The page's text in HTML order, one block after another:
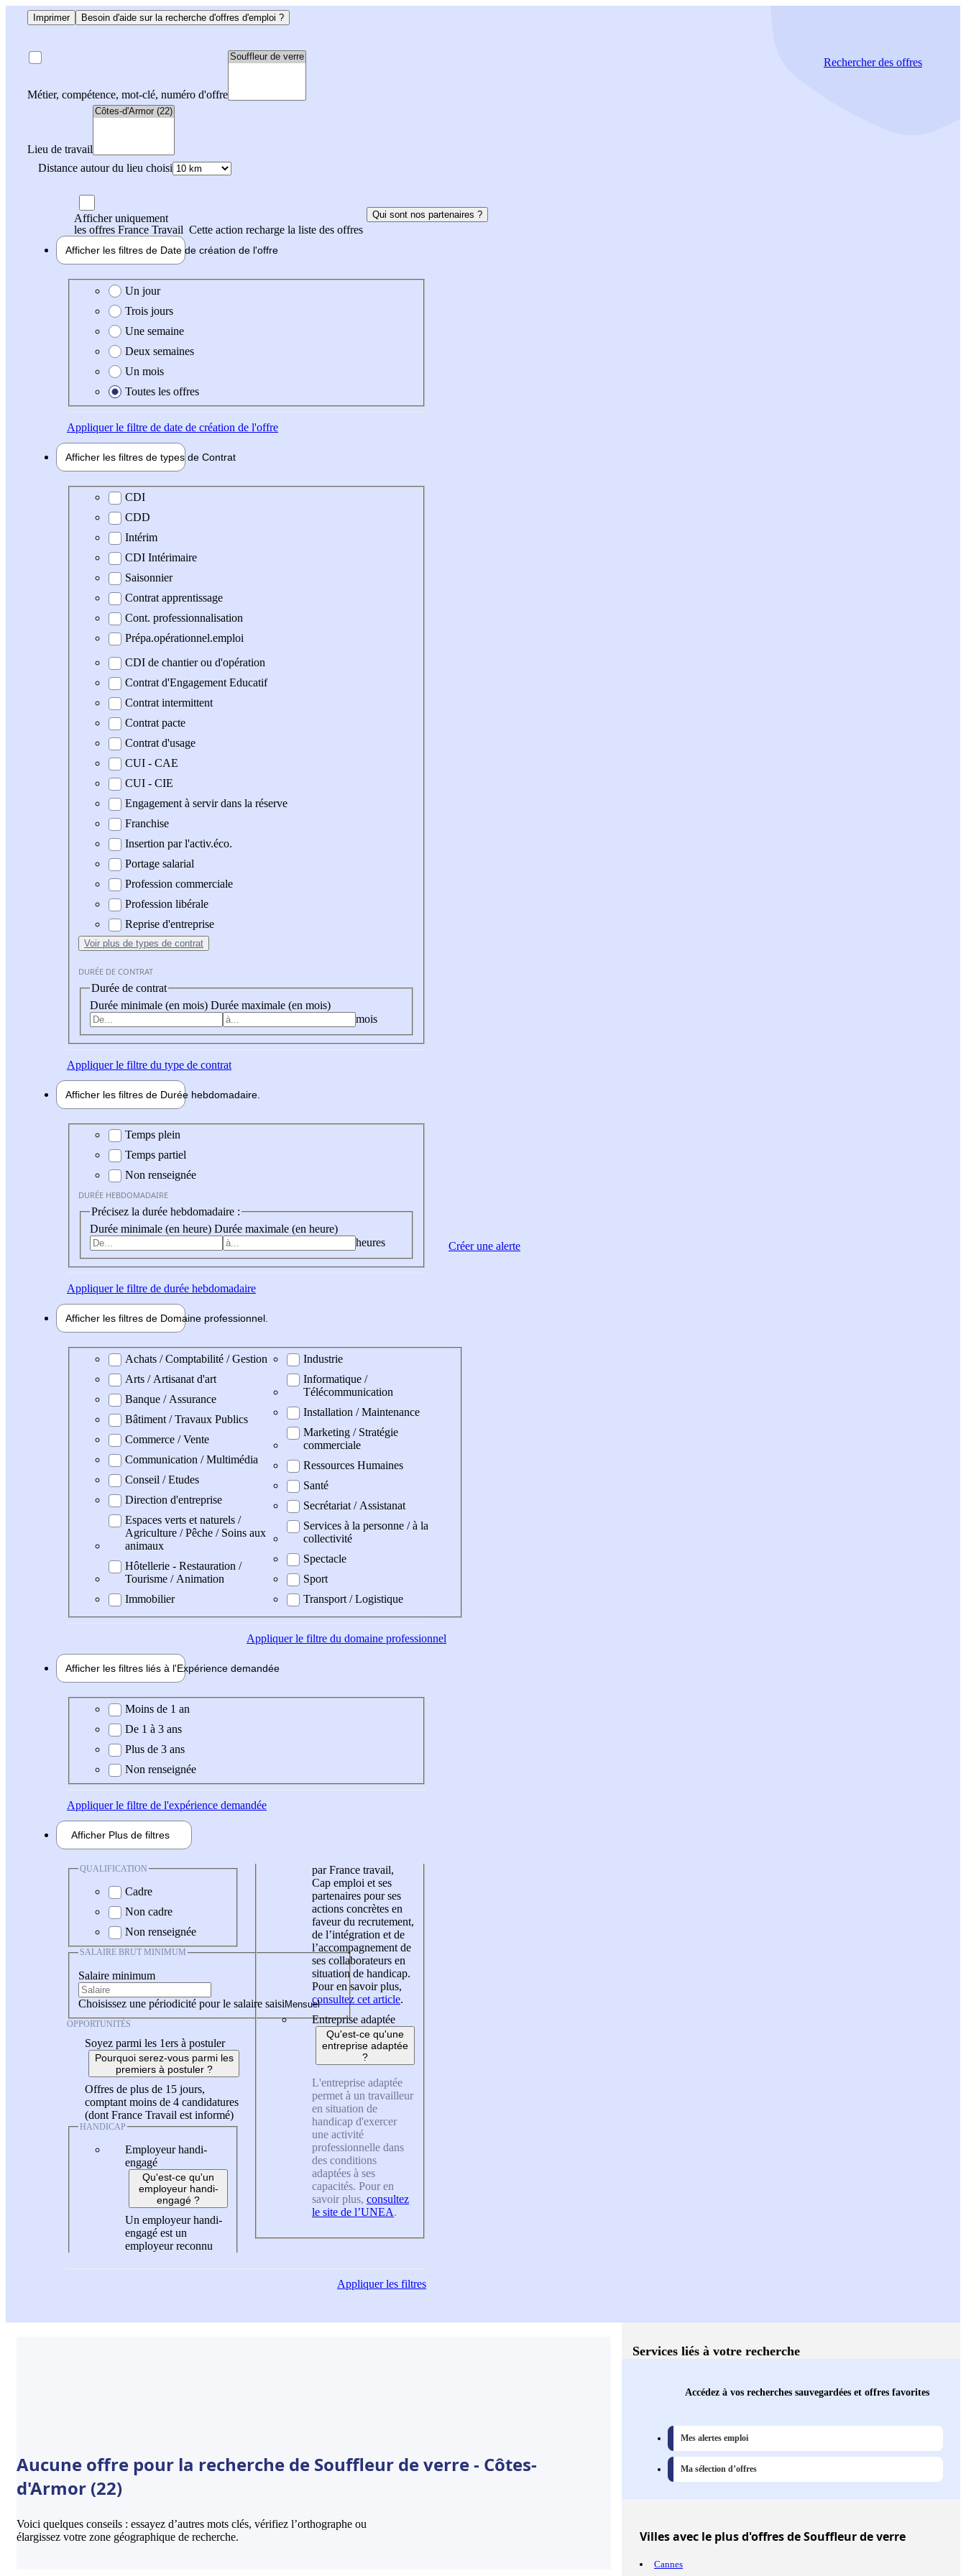
Imprimer Besoin d'aide sur la recherche d'offres d'emploi ?
Métier, compétence, mot-clé, numéro d'offre
Lieu de travail
Distance autour du lieu choisi
Rechercherdes offres
Afficher uniquement
les offres France Travail Cette action recharge la liste des offres
Qui sont nos partenaires ?
Afficher les filtres de Date de création de l'offre
Date de création de l'offre
Un jour
Trois jours
Une semaine
Deux semaines
Un mois
Toutes les offres
Appliquerle filtre de date de création de l'offre
Afficher les filtres de types de Contrat
Type de contrat
CDI
CDD
Intérim
CDI Intérimaire
Saisonnier
Contrat apprentissage
Cont. professionnalisation
Prépa.opérationnel.emploi
CDI de chantier ou d'opération
Contrat d'Engagement Educatif
Contrat intermittent
Contrat pacte
Contrat d'usage
CUI - CAE
CUI - CIE
Engagement à servir dans la réserve
Franchise
Insertion par l'activ.éco.
Portage salarial
Profession commerciale
Profession libérale
Reprise d'entreprise
Voir plus de types de contrat
DURÉE DE CONTRAT
Durée de contrat
Durée minimale (en mois) Durée maximale (en mois)
mois
Appliquerle filtre du type de contrat
Afficher les filtres de Durée hebdomadaire
Durée hebdomadaire
Temps plein
Temps partiel
Non renseignée
DURÉE HEBDOMADAIRE
Précisez la durée hebdomadaire :
Durée minimale (en heure) Durée maximale (en heure)
heures
Appliquerle filtre de durée hebdomadaire
Afficher les filtres de Domaine professionnel
Domaine professionel
Achats / Comptabilité / Gestion
Arts / Artisanat d'art
Banque / Assurance
Bâtiment / Travaux Publics
Commerce / Vente
Communication / Multimédia
Conseil / Etudes
Direction d'entreprise
Espaces verts et naturels /
Agriculture / Pêche / Soins aux
animaux
Hôtellerie - Restauration /
Tourisme / Animation
Immobilier
Industrie
Informatique /
Télécommunication
Installation / Maintenance
Marketing / Stratégie
commerciale
Ressources Humaines
Santé
Secrétariat / Assistanat
Services à la personne / à la
collectivité
Spectacle
Sport
Transport / Logistique
Appliquerle filtre du domaine professionnel
Afficher les filtres liés à l'Expérience demandée
Expérience demandée
Moins de 1 an
De 1 à 3 ans
Plus de 3 ans
Non renseignée
Appliquerle filtre de l'expérience demandée
Afficher Plus de filtres
QUALIFICATION
Cadre
Non cadre
Non renseignée
SALAIRE BRUT MINIMUM
Salaire minimum
Choisissez une périodicité pour le salaire saisi
OPPORTUNITÉS
Soyez parmi les 1ers à postuler
Pourquoi serez-vous parmi les
premiers à postuler ?
Offres de plus de 15 jours,
comptant moins de 4 candidatures
(dont France Travail est informé)
HANDICAP
Employeur handi-
engagé
Qu'est-ce qu'un
employeur handi-
engagé ?
Un employeur handi-
engagé est un
employeur reconnu
par France travail,
Cap emploi et ses
partenaires pour ses
actions concrètes en
faveur du recrutement,
de l’intégration et de
l’accompagnement de
ses collaborateurs en
situation de handicap.
Pour en savoir plus,
consultez cet article.
Entreprise adaptée
Qu'est-ce qu'une
entreprise adaptée
?
L'entreprise adaptée
permet à un travailleur
en situation de
handicap d'exercer
une activité
professionnelle dans
des conditions
adaptées à ses
capacités. Pour en
savoir plus, consultez
le site de l’UNEA.
Appliquerles filtres
Créer une alerte
Aucune offre pour la recherche de Souffleur de verre - Côtes-
d'Armor (22)
Voici quelques conseils : essayez d’autres mots clés, vérifiez l’orthographe ou
élargissez votre zone géographique de recherche.
Services liés à votre recherche
Accédez à vos recherches sauvegardées et offres favorites
Mes alertes emploi
Ma sélection d’offres
Villesavec le plus d'offres de Souffleur de verre
Cannes